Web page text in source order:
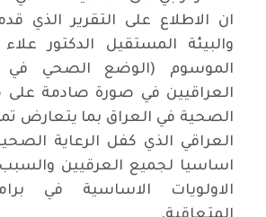
ان الاطلاع على التقرير الذي
والبيئة المستقيل الدكتور
الموسوم (الوضع الصحي في
العراقيين في صورة صادمة على
الصحية في العراق بما يتعارض
العراقي الذي كفل الرعاية
اساسيا لجميع العرقيين
الاولويات الاساسية في